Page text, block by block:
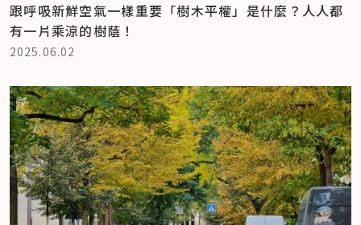
跟呼吸新鮮空氣一樣重要「樹木平權」是什麼？人人都
有一片乘涼的樹蔭！
2025.06.02